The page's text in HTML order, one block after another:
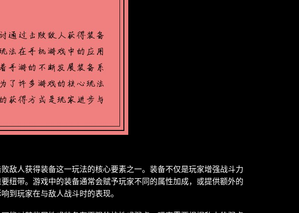
敌人获得装备这一玩法的核心要素之一。装备不仅是玩家增强战斗力
纽带。游戏中的装备通常会赋予玩家不同的属性加成，或提供额外的
到玩家在与敌人战斗时的表现。